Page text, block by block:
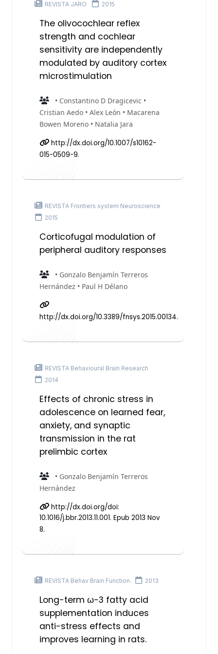
REVISTA JARO 2015
The olivocochlear reflex
strength and cochlear
sensitivity are independently
modulated by auditory cortex
microstimulation
• Constantino D Dragicevic •
Cristian Aedo • Alex León • Macarena
Bowen Moreno • Natalia Jara
http://dx.doi.org/10.1007/s10162-
015-0509-9.
REVISTA Frontiers system Neuroscience
2015
Corticofugal modulation of
peripheral auditory responses
• Gonzalo Benjamín Terreros
Hernández • Paul H Délano
http://dx.doi.org/10.3389/fnsys.2015.00134.
REVISTA Behavioural Brain Research
2014
Effects of chronic stress in
adolescence on learned fear,
anxiety, and synaptic
transmission in the rat
prelimbic cortex
• Gonzalo Benjamín Terreros
Hernández
http://dx.doi.org/doi:
10.1016/j.bbr.2013.11.001. Epub 2013 Nov
8.
REVISTA Behav Brain Function 2013
Long-term ω-3 fatty acid
supplementation induces
anti-stress effects and
improves learning in rats.